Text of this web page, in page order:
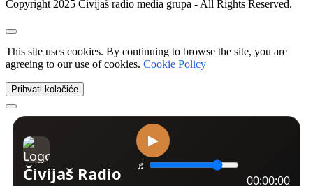
Ostalo
Kućne ptice
Mačke
Ribice
Izgubljeni i nađeni ljubimci
Akvarijumi i oprema
Dekoracija i biljke
Morska akvaristika
Četke, makaze i trimeri
Copyright 2025 Čivijaš radio media grupa - All Rights Reserved.
This site uses cookies. By continuing to browse the site, you are
agreeing to our use of cookies. Cookie Policy
Prihvati kolačiće